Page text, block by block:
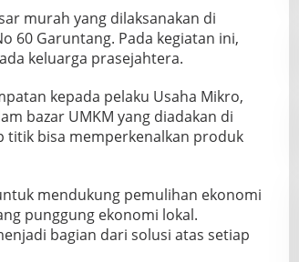
murah yang dilaksanakan di
60 Garuntang. Pada kegiatan ini,
keluarga prasejahtera.
kepada pelaku Usaha Mikro,
bazar UMKM yang diadakan di
titik bisa memperkenalkan produk
mendukung pemulihan ekonomi
punggung ekonomi lokal.
bagian dari solusi atas setiap